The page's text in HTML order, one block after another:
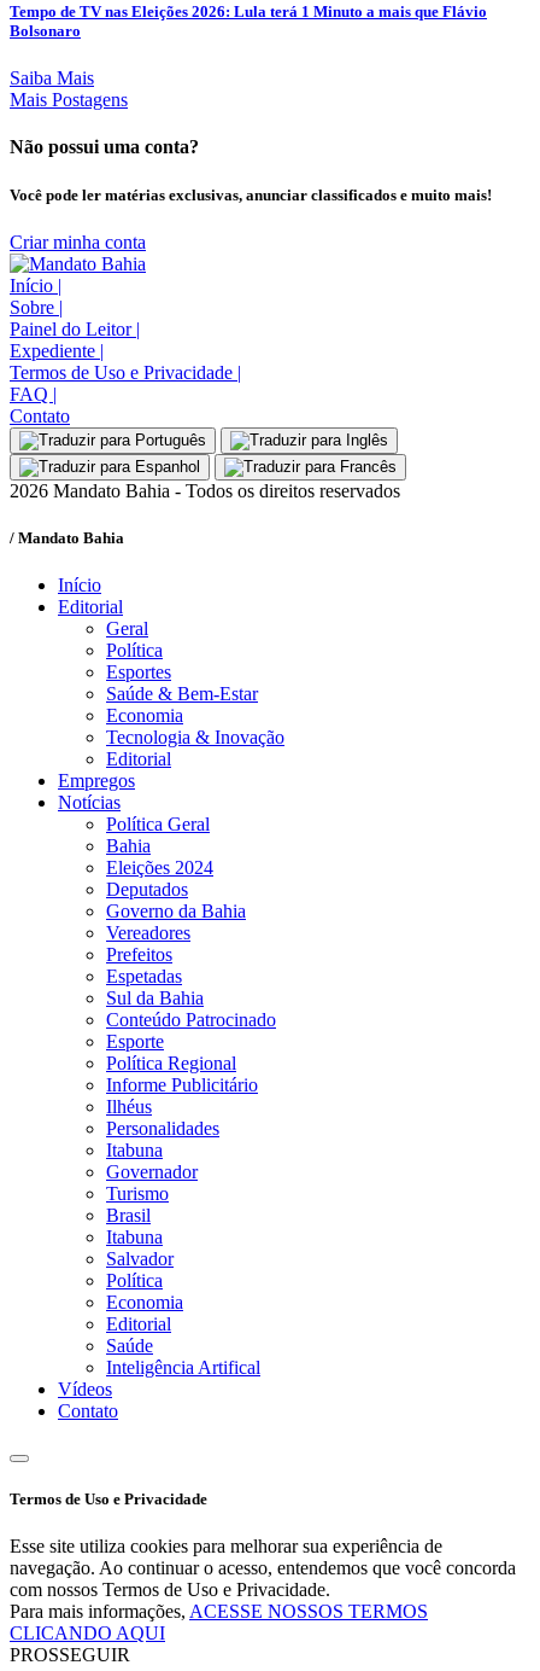
Tempo de TV nas Eleições 2026: Lula terá 1 Minuto a mais que Flávio
Bolsonaro
Saiba Mais
Mais Postagens
Não possui uma conta?
Você pode ler matérias exclusivas, anunciar classificados e muito mais!
Criar minha conta
Início |
Sobre |
Painel do Leitor |
Expediente |
Termos de Uso e Privacidade |
FAQ |
Contato
2026 Mandato Bahia - Todos os direitos reservados
/ Mandato Bahia
Início
Editorial
Geral
Política
Esportes
Saúde & Bem-Estar
Economia
Tecnologia & Inovação
Editorial
Empregos
Notícias
Política Geral
Bahia
Eleições 2024
Deputados
Governo da Bahia
Vereadores
Prefeitos
Espetadas
Sul da Bahia
Conteúdo Patrocinado
Esporte
Política Regional
Informe Publicitário
Ilhéus
Personalidades
Itabuna
Governador
Turismo
Brasil
Itabuna
Salvador
Política
Economia
Editorial
Saúde
Inteligência Artifical
Vídeos
Contato
Termos de Uso e Privacidade
Esse site utiliza cookies para melhorar sua experiência de
navegação. Ao continuar o acesso, entendemos que você concorda
com nossos Termos de Uso e Privacidade.
Para mais informações, ACESSE NOSSOS TERMOS
CLICANDO AQUI
PROSSEGUIR